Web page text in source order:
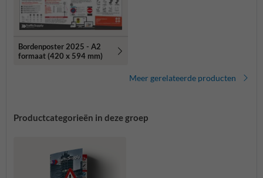
Bordenposter 2025 - A2
formaat (420 x 594 mm)
Meer gerelateerde producten
Productcategorieën in deze groep